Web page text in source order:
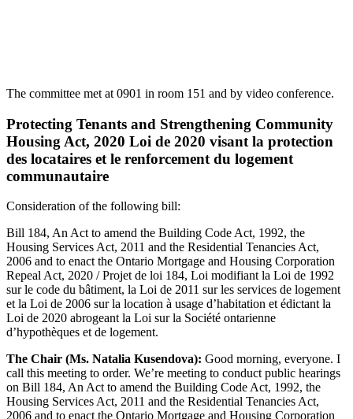
The committee met at 0901 in room 151 and by video conference.
Protecting Tenants and Strengthening Community
Housing Act, 2020 Loi de 2020 visant la protection
des locataires et le renforcement du logement
communautaire
Consideration of the following bill:
Bill 184, An Act to amend the Building Code Act, 1992, the
Housing Services Act, 2011 and the Residential Tenancies Act,
2006 and to enact the Ontario Mortgage and Housing Corporation
Repeal Act, 2020 / Projet de loi 184, Loi modifiant la Loi de 1992
sur le code du bâtiment, la Loi de 2011 sur les services de logement
et la Loi de 2006 sur la location à usage d’habitation et édictant la
Loi de 2020 abrogeant la Loi sur la Société ontarienne
d’hypothèques et de logement.
The Chair (Ms. Natalia Kusendova): Good morning, everyone. I
call this meeting to order. We’re meeting to conduct public hearings
on Bill 184, An Act to amend the Building Code Act, 1992, the
Housing Services Act, 2011 and the Residential Tenancies Act,
2006 and to enact the Ontario Mortgage and Housing Corporation